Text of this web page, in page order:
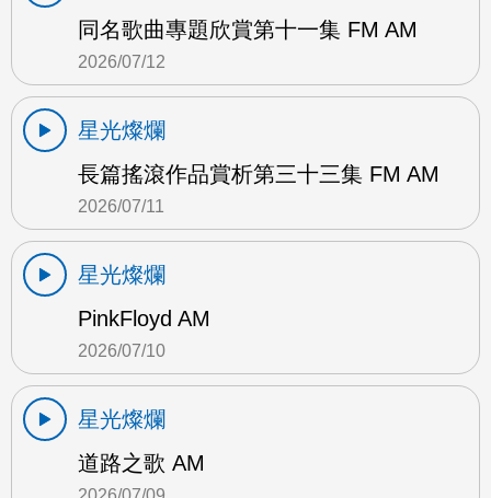
同名歌曲專題欣賞第十一集 FM AM
2026/07/12
星光燦爛
長篇搖滾作品賞析第三十三集 FM AM
2026/07/11
星光燦爛
PinkFloyd AM
2026/07/10
星光燦爛
道路之歌 AM